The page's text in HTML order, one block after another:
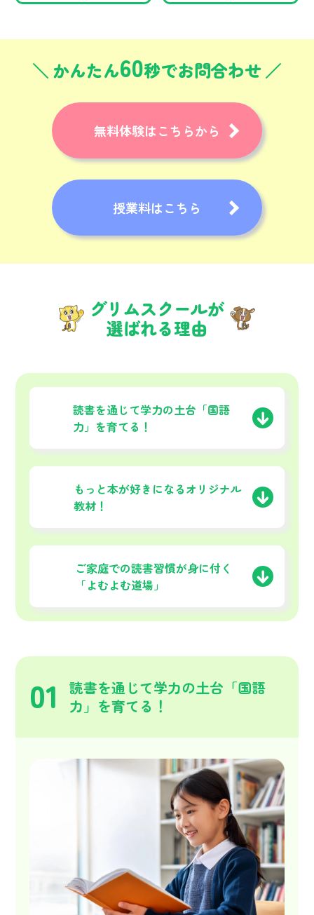
かんたん60秒でお問合わせ
無料体験はこちらから
授業料はこちら
グリムスクールが
選ばれる理由
読書を通じて学力の土台 「国語
力」を育てる！
もっと本が好きになるオリジナル
教材！
ご家庭での読書習慣が身に付く
「よむよむ道場」
01
読書を通じて学力の土台「国語
力」を育てる！